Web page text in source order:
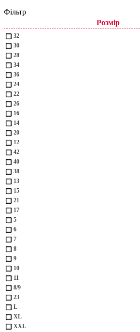
Фільтр
Розмір
32
30
28
34
36
24
22
26
16
14
20
12
42
40
38
13
15
21
17
5
6
7
8
9
10
11
8/9
23
L
XL
XXL